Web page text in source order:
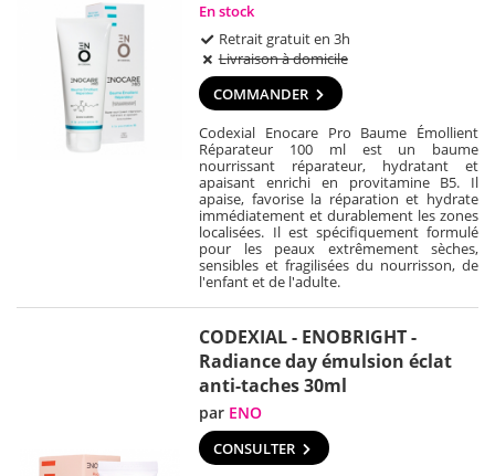
En stock
Retrait gratuit en 3h
Livraison à domicile
COMMANDER
Codexial Enocare Pro Baume Émollient
Réparateur 100 ml est un baume
nourrissant réparateur, hydratant et
apaisant enrichi en provitamine B5. Il
apaise, favorise la réparation et hydrate
immédiatement et durablement les zones
localisées. Il est spécifiquement formulé
pour les peaux extrêmement sèches,
sensibles et fragilisées du nourrisson, de
l'enfant et de l'adulte.
CODEXIAL - ENOBRIGHT -
Radiance day émulsion éclat
anti-taches 30ml
par ENO
CONSULTER